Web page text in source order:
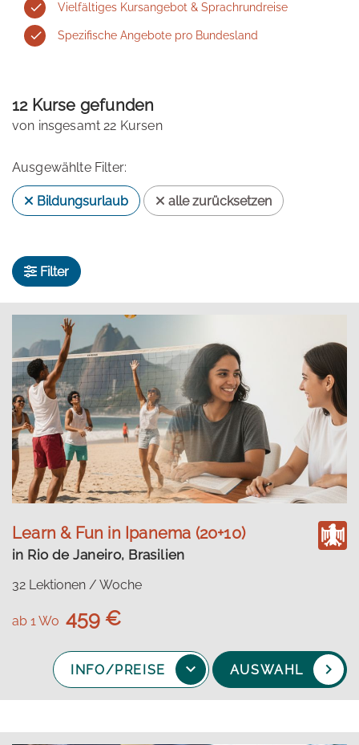
Vielfältiges Kursangebot & Sprachrundreise
Spezifische Angebote pro Bundesland
12 Kurse gefunden
von insgesamt 22 Kursen
Ausgewählte Filter:
Bildungsurlaub alle zurücksetzen
Filter
Learn & Fun in Ipanema (20+10)
in Rio de Janeiro, Brasilien
32 Lektionen / Woche
ab 1 Wo 459 €
INFO/PREISE AUSWAHL